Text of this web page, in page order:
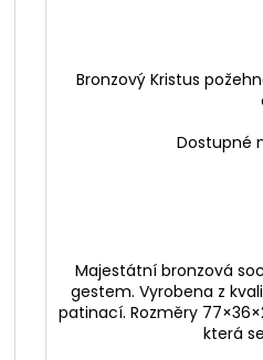
Bronzový Kristus
Dostupné
Majestátní bronzová
gestem. Vyrobena z
patinací. Rozměry
která